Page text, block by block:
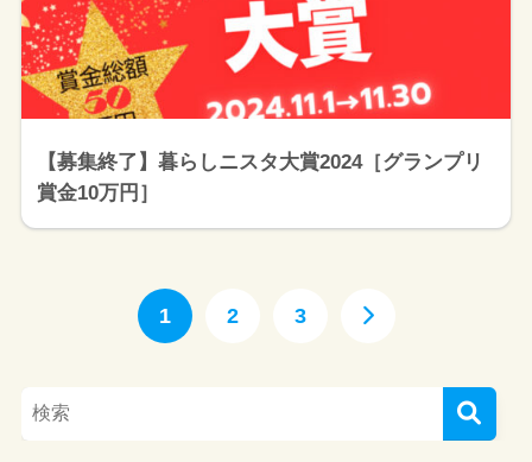
【募集終了】暮らしニスタ大賞2024［グランプリ
賞金10万円］
1 2 3